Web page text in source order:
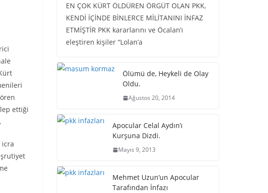
ettiği
icra
EN ÇOK KÜRT ÖLDÜREN ÖRGÜT OLAN PKK,
KENDİ İÇİNDE BİNLERCE MİLİTANINI İNFAZ
ETMİŞTİR PKK kararlarını ve Öcalan’ı
eleştiren kişiler “Lolan’a
Ölümü de, Heykeli de Olay
Oldu.
Ağustos 20, 2014
Apocular Celal Aydın’ı
Kurşuna Dizdi.
Mayıs 9, 2013
Mehmet Uzun’un Apocular
Tarafından İnfazı